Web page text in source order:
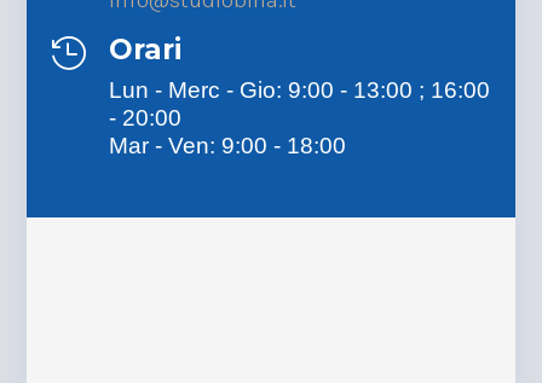
 Orari
Lun - Merc - Gio: 9:00 - 13:00 ; 16:00
- 20:00
Mar - Ven: 9:00 - 18:00